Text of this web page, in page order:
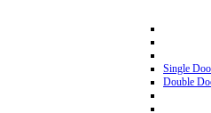
Single
Double